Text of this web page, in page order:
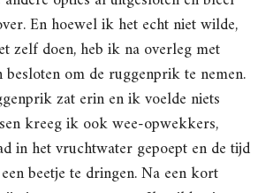
En hoewel ik het echt niet wilde,
zelf doen, heb ik na overleg met
om de ruggenprik te nemen.
zat erin en ik voelde niets
kreeg ik ook wee-opwekkers,
in het vruchtwater gepoept en de tijd
beetje te dringen. Na een kort